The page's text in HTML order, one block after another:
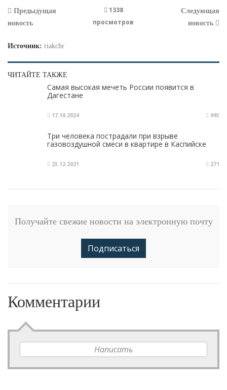
Предыдущая
новость
1338
просмотров
Следующая
новость
Источник: riakchr
ЧИТАЙТЕ ТАКЖЕ
Самая высокая мечеть России появится в
Дагестане
17.10.2024 993
Три человека пострадали при взрыве
газовоздушной смеси в квартире в Каспийске​
23.12.2021 271
Получайте свежие новости на электронную почту
Подписаться
Комментарии
Написать